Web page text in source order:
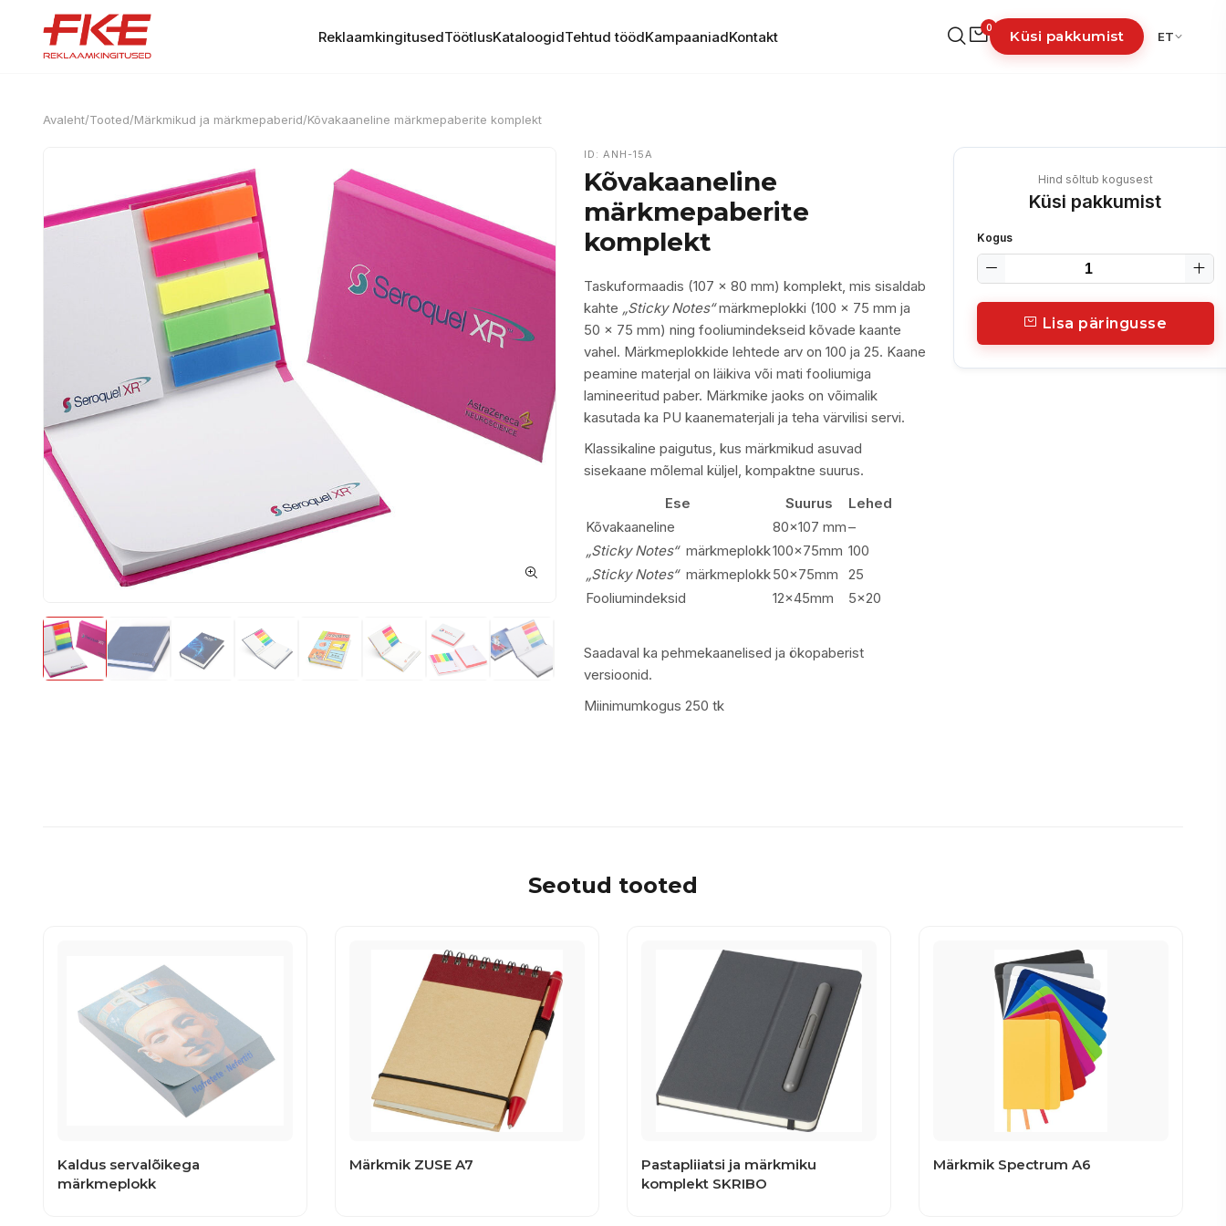
ReklaamkingitusedTöötlusKataloogidTehtud töödKampaaniadKontakt
0
Küsi pakkumist ET
Avaleht/Tooted/Märkmikud ja märkmepaberid/Kõvakaaneline märkmepaberite komplekt
ID: ANH-15A
Kõvakaaneline
märkmepaberite
komplekt
Taskuformaadis (107 x 80 mm) komplekt, mis sisaldab
kahte „Sticky Notes“märkmeplokki (100 x 75 mm ja
50 x 75 mm) ning fooliumindekseid kõvade kaante
vahel. Märkmeplokkide lehtede arv on 100 ja 25. Kaane
peamine materjal on läikiva või mati fooliumiga
lamineeritud paber. Märkmike jaoks on võimalik
kasutada ka PU kaanematerjali ja teha värvilisi servi.
Klassikaline paigutus, kus märkmikud asuvad
sisekaane mõlemal küljel, kompaktne suurus.
Ese
Suurus
Lehed
Kõvakaaneline
80×107 mm–
„Sticky Notes“märkmeplokk100x75mm 100
„Sticky Notes“märkmeplokk50x75mm
25
Fooliumindeksid
12x45mm 5×20
Saadaval ka pehmekaanelised ja ökopaberist
versioonid.
Miinimumkogus 250 tk
Hind sõltub kogusest
Küsi pakkumist
Kogus
Lisa päringusse
Seotud tooted
Kaldus servalõikega
märkmeplokk
Märkmik ZUSE A7
Pastapliiatsi ja märkmiku
komplekt SKRIBO
Märkmik Spectrum A6